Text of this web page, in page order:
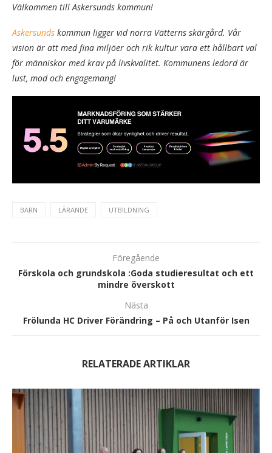
Välkommen till Askersunds kommun!
Askersunds kommun ligger vid norra Vätterns skärgård. Vår
vision är att med fina miljöer och rik kultur vara ett hållbart val
för människor med krav på livskvalitet. Kommunens ledord är
lust, mod och engagemang!
BARN LÄRANDE UTBILDNING
Föregående
Förskola och grundskola :Goda studieresultat och ett
mindre överskott
Nästa
Frölunda HC Driver Förändring – På och Utanför Isen
RELATERADE ARTIKLAR